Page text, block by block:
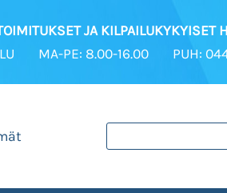
JA KILPAILUKYKYISET
MA-PE: 8.00-16.00 PUH: